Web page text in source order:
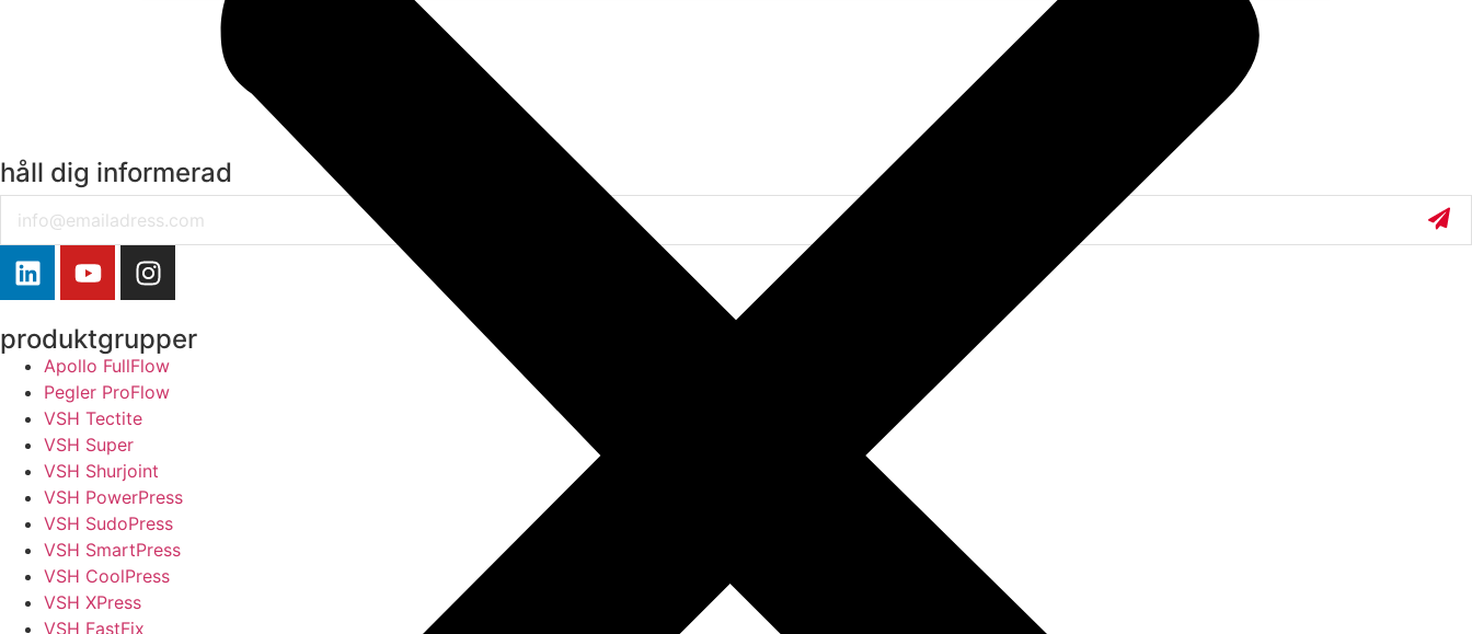
håll dig informerad
produktgrupper
Apollo FullFlow
Pegler ProFlow
VSH Tectite
VSH Super
VSH Shurjoint
VSH PowerPress
VSH SudoPress
VSH SmartPress
VSH CoolPress
VSH XPress
VSH FastFix